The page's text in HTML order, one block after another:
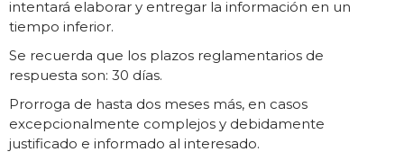
intentará elaborar y entregar la información en un
tiempo inferior.
Se recuerda que los plazos reglamentarios de
respuesta son: 30 días.
Prorroga de hasta dos meses más, en casos
excepcionalmente complejos y debidamente
justificado e informado al interesado.